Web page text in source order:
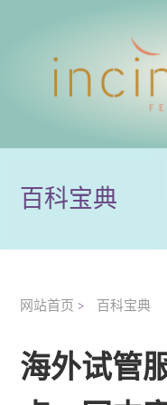
百科宝典
网站首页 > 百科宝典
海外试管